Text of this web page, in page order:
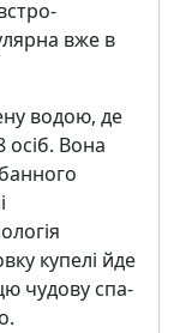
вже в
водою, де
осіб. Вона
купелі йде
чудову спа-